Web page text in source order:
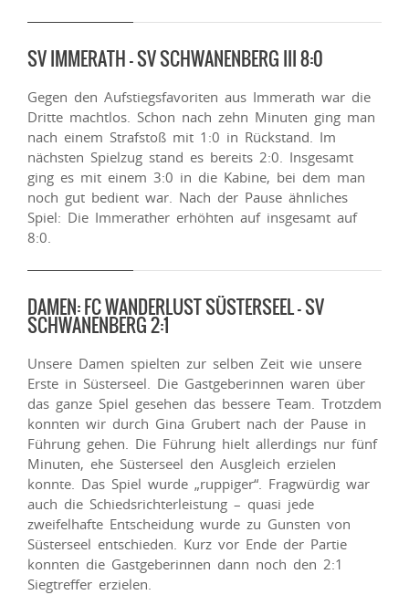
SV IMMERATH – SV SCHWANENBERG III 8:0
Gegen den Aufstiegsfavoriten aus Immerath war die
Dritte machtlos. Schon nach zehn Minuten ging man
nach einem Strafstoß mit 1:0 in Rückstand. Im
nächsten Spielzug stand es bereits 2:0. Insgesamt
ging es mit einem 3:0 in die Kabine, bei dem man
noch gut bedient war. Nach der Pause ähnliches
Spiel: Die Immerather erhöhten auf insgesamt auf
8:0.
DAMEN: FC WANDERLUST SÜSTERSEEL – SV
SCHWANENBERG 2:1
Unsere Damen spielten zur selben Zeit wie unsere
Erste in Süsterseel. Die Gastgeberinnen waren über
das ganze Spiel gesehen das bessere Team. Trotzdem
konnten wir durch Gina Grubert nach der Pause in
Führung gehen. Die Führung hielt allerdings nur fünf
Minuten, ehe Süsterseel den Ausgleich erzielen
konnte. Das Spiel wurde „ruppiger“. Fragwürdig war
auch die Schiedsrichterleistung – quasi jede
zweifelhafte Entscheidung wurde zu Gunsten von
Süsterseel entschieden. Kurz vor Ende der Partie
konnten die Gastgeberinnen dann noch den 2:1
Siegtreffer erzielen.